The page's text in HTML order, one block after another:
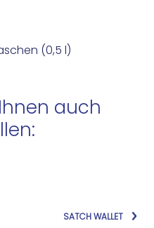
(0,5 l)
auch
SATCH WALLET